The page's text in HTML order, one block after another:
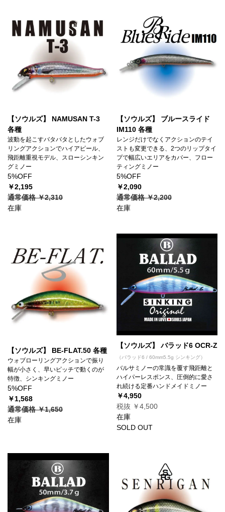
【ソウルズ】 NAMUSAN T-3
各種
波動を起こすバタバタとしたウォブ
リングアクションでハイアピール、
飛距離重視モデル、スローシンキン
グミノー
5%OFF
￥2,195
通常価格 ￥2,310
在庫
【ソウルズ】 ブルースライド
IM110 各種
レンジだけでなくアクションのテイ
ストも変更できる、2つのリップタイ
プで幅広いエリアをカバー、フロー
ティングミノー
5%OFF
￥2,090
通常価格 ￥2,200
在庫
【ソウルズ】 BE-FLAT.50 各種
ウォブローリングアクションで振り
幅が小さく、早いピッチで動くのが
特徴、シンキングミノー
5%OFF
￥1,568
通常価格 ￥1,650
在庫
【ソウルズ】 バラッド6 OCR-Z
（バラッド6 / 60mm5.5g シンキング）
バルサミノーの常識を覆す飛距離と
ハイパーレスポンス、圧倒的に愛さ
れ続ける定番ハンドメイドミノー
￥4,950
税抜 ￥4,500
在庫
SOLD OUT